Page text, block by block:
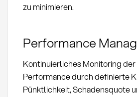
zu minimieren.
Performance
Kontinuierliches Monitoring
Performance durch definierte
Pünktlichkeit, Schadensquote